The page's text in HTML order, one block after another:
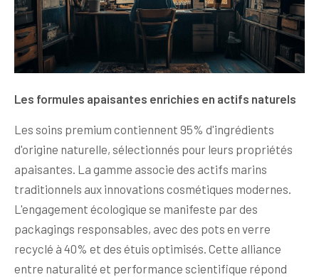
Les formules apaisantes enrichies en actifs naturels
Les soins premium contiennent 95% d'ingrédients
d'origine naturelle, sélectionnés pour leurs propriétés
apaisantes. La gamme associe des actifs marins
traditionnels aux innovations cosmétiques modernes.
L'engagement écologique se manifeste par des
packagings responsables, avec des pots en verre
recyclé à 40% et des étuis optimisés. Cette alliance
entre naturalité et performance scientifique répond